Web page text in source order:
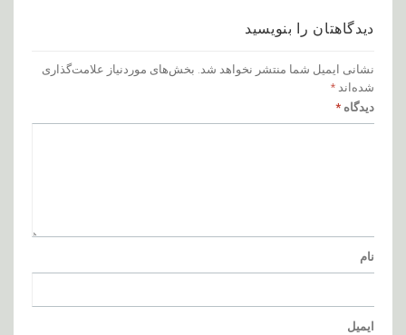
دیدگاهتان را بنویسید
نشانی ایمیل شما منتشر نخواهد شد. بخش‌های موردنیاز علامت‌گذاری
شده‌اند *
دیدگاه *
نام
ایمیل